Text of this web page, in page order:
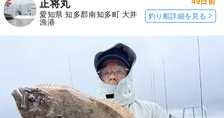
正将丸
愛知県 知多郡南知多町 大井
漁港
釣り船詳細を見る